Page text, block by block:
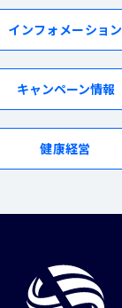
インフォメーション
キャンペーン情報
健康経営